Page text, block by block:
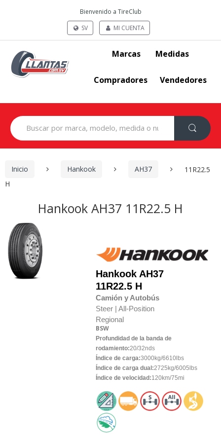
Bienvenido a TireClub
SV
MI CUENTA
Marcas Medidas
Compradores Vendedores
Search
for:
Inicio Hankook AH37
11R22.5
H
Hankook AH37 11R22.5 H
Hankook AH37
11R22.5 H
Camión y Autobús
Steer | All-Position
Regional
BSW
Profundidad de la banda de
rodamiento:20/32nds
Índice de carga:3000kg/6610lbs
Índice de carga dual:2725kg/6005lbs
Índice de velocidad:120km/75mi